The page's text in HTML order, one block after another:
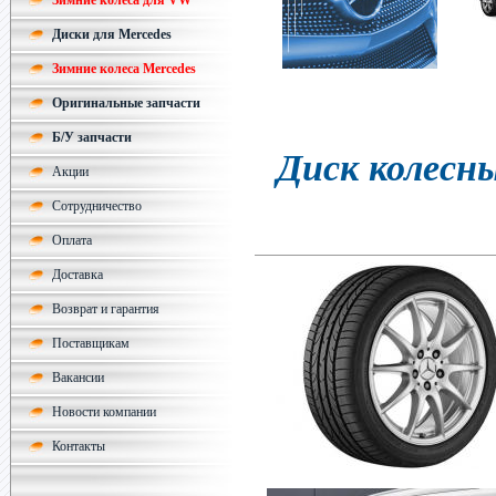
Диски для Mercedes
Зимние колеса Mercedes
Оригинальные запчасти
Б/У запчасти
Акции
Сотрудничество
Оплата
Доставка
Возврат и гарантия
Поставщикам
Вакансии
Новости компании
Контакты
Диск